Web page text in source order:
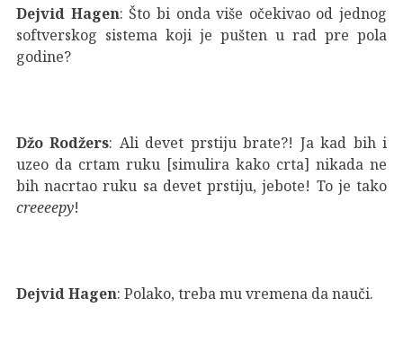
Dejvid Hagen: Što bi onda više očekivao od jednog
softverskog sistema koji je pušten u rad pre pola
godine?
Džo Rodžers: Ali devet prstiju brate?! Ja kad bih i
uzeo da crtam ruku [simulira kako crta] nikada ne
bih nacrtao ruku sa devet prstiju, jebote! To je tako
creeeepy!
Dejvid Hagen: Polako, treba mu vremena da nauči.